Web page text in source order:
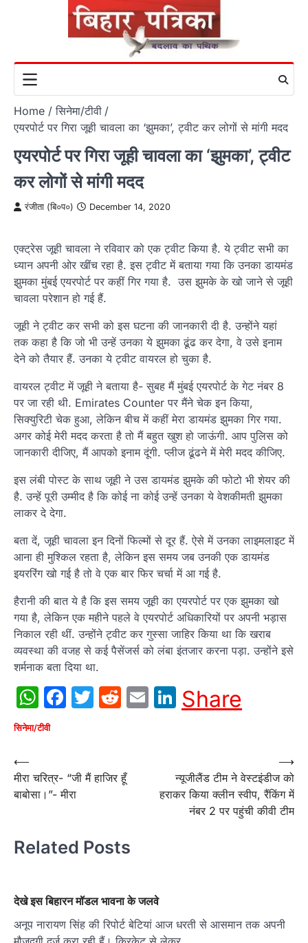
Home
सिनेमा/टीवी
एयरपोर्ट पर गिरा जूही चावला का ‘झुमका’, ट्वीट कर लोगों से मांगी मदद
एयरपोर्ट पर गिरा जूही चावला का ‘झुमका’, ट्वीट
कर लोगों से मांगी मदद
रंजीता (बि०प०) December 14, 2020
एक्ट्रेस जूही चावला ने रविवार को एक ट्वीट किया है. ये ट्वीट सभी का
ध्यान अपनी ओर खींच रहा है. इस ट्वीट में बताया गया कि उनका डायमंड
झुमका मुंबई एयरपोर्ट पर कहीं गिर गया है. उस झुमके के खो जाने से जूही
चावला परेशान हो गई हैं.
जूही ने ट्वीट कर सभी को इस घटना की जानकारी दी है. उन्होंने यहां
तक कहा है कि जो भी उन्हें उनका ये झुमका ढूंढ कर देगा, वे उसे इनाम
देने को तैयार हैं. उनका ये ट्वीट वायरल हो चुका है.
वायरल ट्वीट में जूही ने बताया है- सुबह मैं मुंबई एयरपोर्ट के गेट नंबर 8
पर जा रही थी. Emirates Counter पर मैंने चेक इन किया,
सिक्युरिटी चेक हुआ, लेकिन बीच में कहीं मेरा डायमंड झुमका गिर गया.
अगर कोई मेरी मदद करता है तो मैं बहुत खुश हो जाऊंगी. आप पुलिस को
जानकारी दीजिए, मैं आपको इनाम दूंगी. प्लीज ढूंढने में मेरी मदद कीजिए.
इस लंबी पोस्ट के साथ जूही ने उस डायमंड झुमके की फोटो भी शेयर की
है. उन्हें पूरी उम्मीद है कि कोई ना कोई उन्हें उनका ये वेशकीमती झुमका
लाकर दे देगा.
बता दें, जूही चावला इन दिनों फिल्मों से दूर हैं. ऐसे में उनका लाइमलाइट में
आना ही मुश्किल रहता है, लेकिन इस समय जब उनकी एक डायमंड
इयररिंग खो गई है तो वे एक बार फिर चर्चा में आ गई है.
हैरानी की बात ये है कि इस समय जूही का एयरपोर्ट पर एक झुमका खो
गया है, लेकिन एक महीने पहले वे एयरपोर्ट अधिकारियों पर अपनी भड़ास
निकाल रही थीं. उन्होंने ट्वीट कर गुस्सा जाहिर किया था कि खराब
व्यवस्था की वजह से कई पैसेंजर्स को लंबा इंतजार करना पड़ा. उन्होंने इसे
शर्मनाक बता दिया था.
WhatsApp
Facebook
Twitter
Reddit
EmailLinkedIn
Share
सिनेमा/टीवी
Post
navigation
⟵
मीरा चरित्र- “जी मैं हाजिर हूँ
बाबोसा।”- मीरा
न्यूजीलैंड टीम ने वेस्टइंडीज को
हराकर किया क्लीन स्वीप, रैंकिंग में
नंबर 2 पर पहुंची कीवी टीम
⟶
Related Posts
देखे इस बिहारन मॉडल भावना के जलवे
अनूप नारायण सिंह की रिपोर्ट बेटियां आज धरती से आसमान तक अपनी